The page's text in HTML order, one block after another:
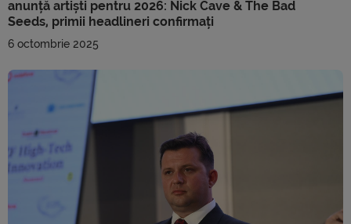
anunță artiști pentru 2026: Nick Cave & The Bad
Seeds, primii headlineri confirmați
6 octombrie 2025